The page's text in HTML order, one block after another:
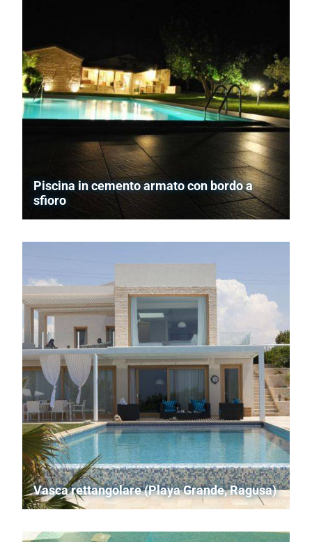
Piscina in cemento armato con bordo a
sfioro
Vasca rettangolare (Playa Grande, Ragusa)
Piscina in cemento armato a sfioro